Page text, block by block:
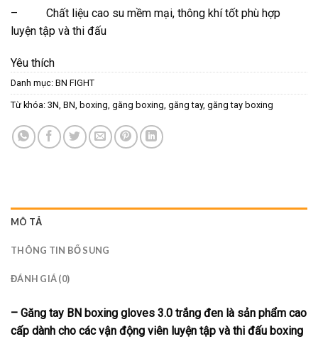
– Chất liệu cao su mềm mại, thông khí tốt phù hợp
luyện tập và thi đấu
Yêu thích
Danh mục: BN FIGHT
Từ khóa: 3N, BN, boxing, găng boxing, găng tay, găng tay boxing
MÔ TẢ
THÔNG TIN BỔ SUNG
ĐÁNH GIÁ (0)
– Găng tay BN boxing gloves 3.0 trắng đen là sản phẩm cao
cấp dành cho các vận động viên luyện tập và thi đấu boxing